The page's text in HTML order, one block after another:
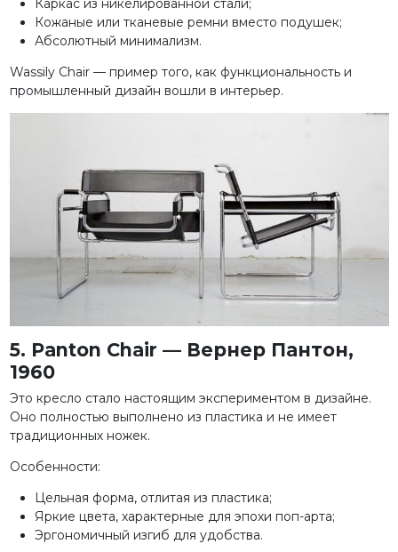
Каркас из никелированной стали;
Кожаные или тканевые ремни вместо подушек;
Абсолютный минимализм.
Wassily Chair — пример того, как функциональность и
промышленный дизайн вошли в интерьер.
5. Panton Chair — Вернер Пантон,
1960
Это кресло стало настоящим экспериментом в дизайне.
Оно полностью выполнено из пластика и не имеет
традиционных ножек.
Особенности:
Цельная форма, отлитая из пластика;
Яркие цвета, характерные для эпохи поп-арта;
Эргономичный изгиб для удобства.